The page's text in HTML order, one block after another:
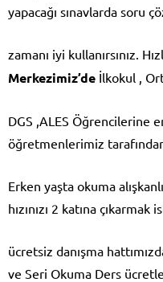
yapacağı sınavlarda soru
zamanı iyi kullanırsınız.
Merkezimiz’de İlkokul ,
DGS ,ALES Öğrencilerine
öğretmenlerimiz
Erken yaşta okuma
hızınızı 2 katına çıkarmak
ücretsiz danışma
ve Seri Okuma Ders